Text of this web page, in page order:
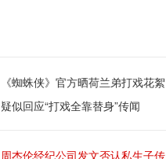
《蜘蛛侠》官方晒荷兰弟打戏花絮
疑似回应“打戏全靠替身”传闻
周杰伦经纪公司发文否认私生子传